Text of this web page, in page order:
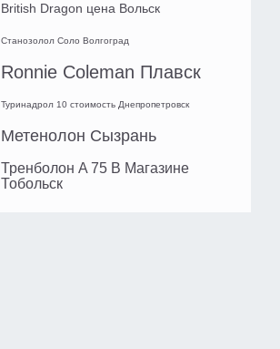
British Dragon цена Вольск
Станозолол Соло Волгоград
Ronnie Coleman Плавск
Туринадрол 10 стоимость Днепропетровск
Метенолон Сызрань
Тренболон A 75 В Магазине
Тобольск